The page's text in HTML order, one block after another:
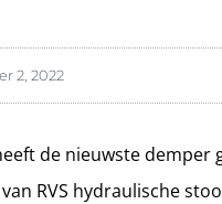
2, 2022
de nieuwste demper
RVS hydraulische